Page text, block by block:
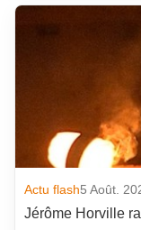
Actu flash5 Août.
Jérôme Horville